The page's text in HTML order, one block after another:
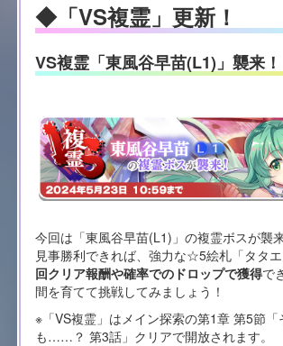
◆「VS複霊」更新！
VS複霊「東風谷早苗(L1)」襲来！
今回は「東風谷早苗(L1)」の複霊ボスが襲
見事勝利できれば、強力な☆5絵札「タタ
回クリア報酬や確率でのドロップで獲得で
間を育てて挑戦してみましょう！
※「VS複霊」はメイン探索の第1章 第5節「
も……？ 第3話」クリアで開放されます。